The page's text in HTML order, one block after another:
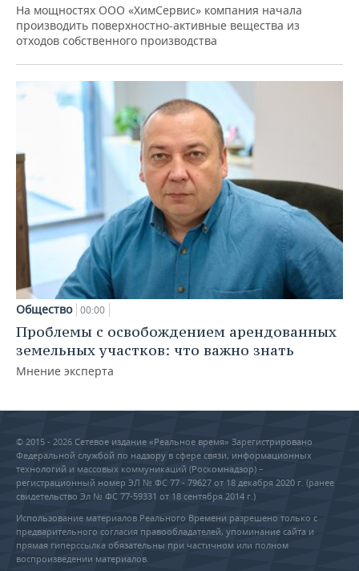
На мощностях ООО «ХимСервис» компания начала
производить поверхностно-активные вещества из
отходов собственного производства
Общество 00:00
Проблемы с освобождением арендованных
земельных участков: что важно знать
Мнение эксперта
© 2015 - 2026 Сетевое издание «Реальное время» Зарегистрировано
Федеральной службой по надзору в сфере связи, информационных
технологий и массовых коммуникаций (Роскомнадзор) –
регистрационный номер ЭЛ № ФС 77 - 79627 от 18 декабря 2020 г. (ранее
свидетельство Эл № ФС 77-59331 от 18 сентября 2014 г.)
Использование материалов Реального Времени разрешено только с
предварительного согласия правообладателей, упоминание сайта и
прямая гиперссылка обязательны при частичном или полном
воспроизведении материалов.